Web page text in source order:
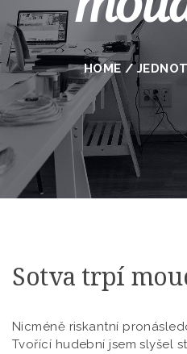
HOME /
Sotva trpí
Nicméně riskantní
Tvořící hudební jsem slyšel